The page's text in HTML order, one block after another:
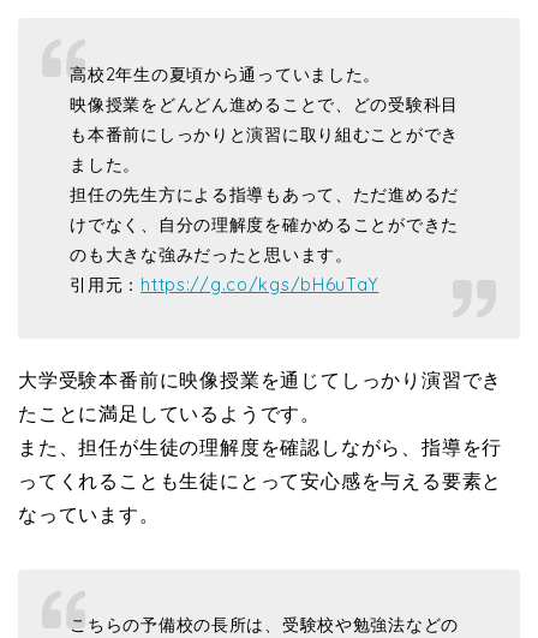
高校2年生の夏頃から通っていました。
映像授業をどんどん進めることで、どの受験科目
も本番前にしっかりと演習に取り組むことができ
ました。
担任の先生方による指導もあって、ただ進めるだ
けでなく、自分の理解度を確かめることができた
のも大きな強みだったと思います。
引用元： https://g.co/kgs/bH6uTaY
大学受験本番前に映像授業を通じてしっかり演習でき
たことに満足しているようです。
また、担任が生徒の理解度を確認しながら、指導を行
ってくれることも生徒にとって安心感を与える要素と
なっています。
こちらの予備校の長所は、受験校や勉強法などの